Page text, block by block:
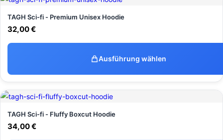
TAGH Sci-fi - Premium Unisex Hoodie
32,00€
Ausführung wählen
TAGH Sci-fi - Fluffy Boxcut Hoodie
34,00€